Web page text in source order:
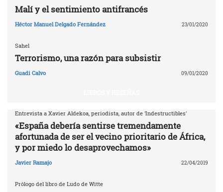
Malí y el sentimiento antifrancés
Héctor Manuel Delgado Fernández 23/01/2020
Sahel
Terrorismo, una razón para subsistir
Guadi Calvo 09/01/2020
Entrevista a Xavier Aldekoa, periodista, autor de 'Indestructibles'
«España debería sentirse tremendamente
afortunada de ser el vecino prioritario de África,
y por miedo lo desaprovechamos»
Javier Ramajo 22/04/2019
Prólogo del libro de Ludo de Witte